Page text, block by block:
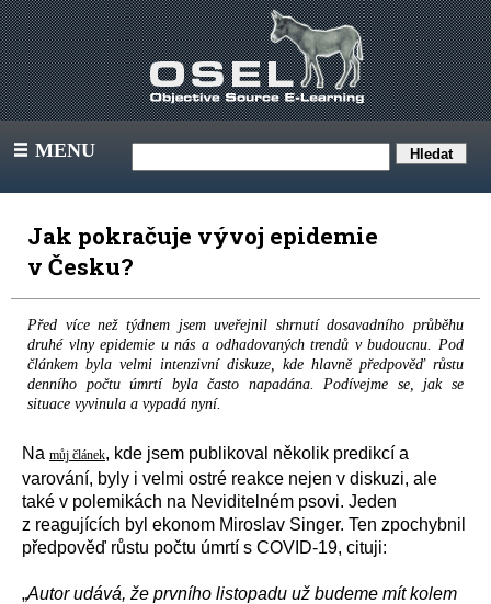
III MENU
Jak pokračuje vývoj epidemie
v Česku?
Před více než týdnem jsem uveřejnil shrnutí dosavadního průběhu
druhé vlny epidemie u nás a odhadovaných trendů v budoucnu. Pod
článkem byla velmi intenzivní diskuze, kde hlavně předpověď růstu
denního počtu úmrtí byla často napadána. Podívejme se, jak se
situace vyvinula a vypadá nyní.
Na můj článek, kde jsem publikoval několik predikcí a
varování, byly i velmi ostré reakce nejen v diskuzi, ale
také v polemikách na Neviditelném psovi. Jeden
z reagujících byl ekonom Miroslav Singer. Ten zpochybnil
předpověď růstu počtu úmrtí s COVID-19, cituji:
„Autor udává, že prvního listopadu už budeme mít kolem